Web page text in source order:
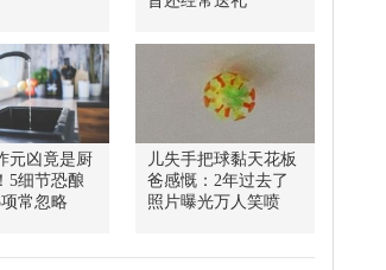
元凶竟是厨
5细节恐酿
常忽略
儿失手把球黏天花板
爸感慨：2年过去了
照片曝光万人笑喷